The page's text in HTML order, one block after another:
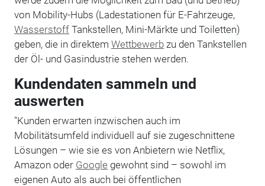
von Mobility-Hubs (Ladestationen für E-Fahrzeuge,
WasserstoffTankstellen, Mini-Märkte und Toiletten)
geben, die in direktem Wettbewerbzu den Tankstellen
der Öl- und Gasindustrie stehen werden.
Kundendaten sammeln und
auswerten
"Kunden erwarten inzwischen auch im
Mobilitätsumfeld individuell auf sie zugeschnittene
Lösungen – wie sie es von Anbietern wie Netflix,
Amazon oder Google gewohnt sind – sowohl im
eigenen Auto als auch bei öffentlichen